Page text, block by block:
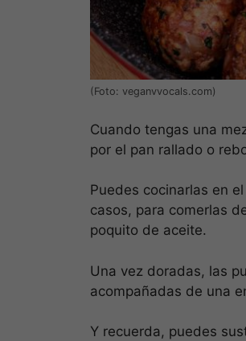
(Foto: veganvvocals.com)
Cuando tengas una
por el pan rallado o
Puedes cocinarlas en
casos, para comerlas
poquito de aceite.
Una vez doradas, las
acompañadas de una
Y recuerda, puedes